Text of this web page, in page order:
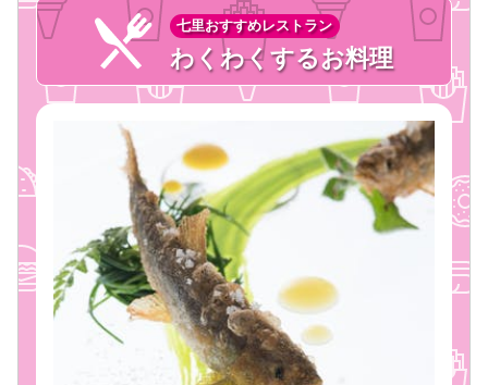
七里おすすめレストラン
わくわくするお料理